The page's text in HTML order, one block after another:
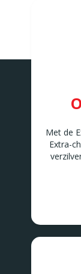
Met de
Extra-